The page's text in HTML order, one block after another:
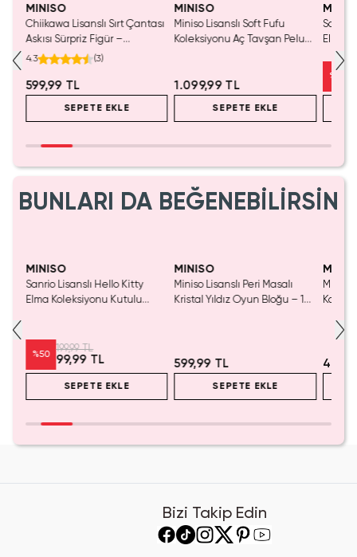
MINISO
Chiikawa Lisanslı Sırt Çantası
Askısı Sürpriz Figür –
Koleksiyonluk Blind Box
4.3 (3)
599,99 TL
SEPETE EKLE
MINISO
Miniso Lisanslı Soft Fufu
Koleksiyonu Aç Tavşan Peluş
1.099,99 TL
SEPETE EKLE
Sanrio
Elma
Çelik
%
BUNLARI DA BEĞENEBİLİRSİN
MINISO
Sanrio Lisanslı Hello Kitty
Elma Koleksiyonu Kutulu
%50
199,99 TL
99,99 TL
SEPETE EKLE
MINISO
Miniso Lisanslı Peri Masalı
Kristal Yıldız Oyun Bloğu – 14
599,99 TL
SEPETE EKLE
Miniso
Kalem
Bizi Takip Edin